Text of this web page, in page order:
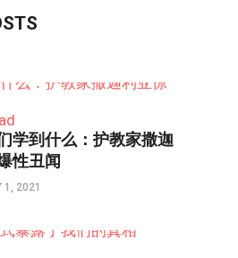
学到什么：护教家撒迦
性丑闻
1, 2021